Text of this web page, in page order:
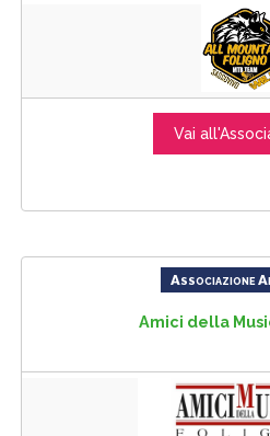
Vai
Associazione
Amici della